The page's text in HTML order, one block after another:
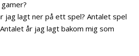
jag lagt ner på ett spel? Antalet spel
år jag lagt bakom mig som